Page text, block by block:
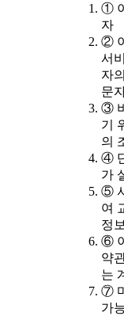
①
자
②
서
자
문
③
기
의
④
가
⑤
여
정
⑥
약
는
⑦
가